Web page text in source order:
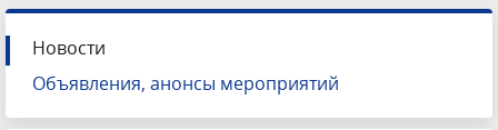
Новости
Объявления, анонсы мероприятий